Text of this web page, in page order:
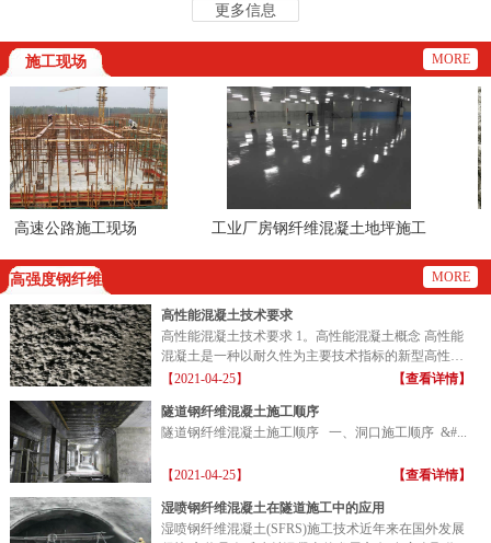
更多信息
施工现场 MORE
速公路施工现场
工业厂房钢纤维混凝土地坪施工
高强度钢纤维 MORE
高性能混凝土技术要求
高性能混凝土技术要求 1。高性能混凝土概念 高性能
混凝土是一种以耐久性为主要技术指标的新型高性能
混凝土...
【2021-04-25】 【查看详情】
隧道钢纤维混凝土施工顺序
隧道钢纤维混凝土施工顺序 一、洞口施工顺序 &#...
【2021-04-25】 【查看详情】
湿喷钢纤维混凝土在隧道施工中的应用
湿喷钢纤维混凝土(SFRS)施工技术近年来在国外发展